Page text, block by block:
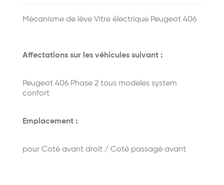
Mécanisme de lève Vitre électrique Peugeot 406
Affectations sur les véhicules suivant :
Peugeot 406 Phase 2 tous modeles system
confort
Emplacement :
pour Coté avant droit / Coté passagé avant